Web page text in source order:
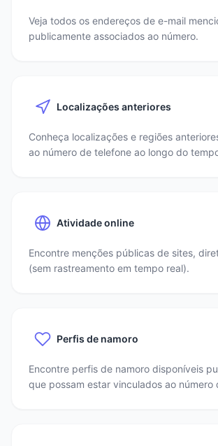
Veja todos os endereços de e-mail
publicamente associados ao número.
Localizações anteriores
Conheça localizações e regiões
ao número de telefone ao longo do
Atividade online
Encontre menções públicas de sites,
(sem rastreamento em tempo real).
Perfis de namoro
Encontre perfis de namoro disponíveis
que possam estar vinculados ao número